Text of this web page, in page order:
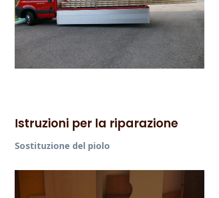
Istruzioni per la riparazione
Sostituzione del piolo